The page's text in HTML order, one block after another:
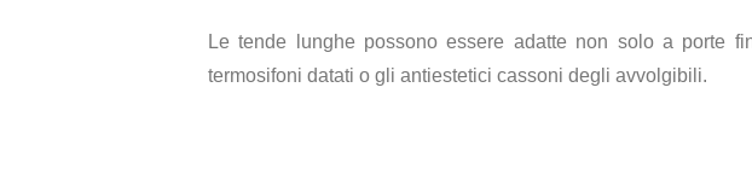
Le tende lunghe possono essere adatte non solo a porte
termosifoni datati o gli antiestetici cassoni degli avvolgibili.